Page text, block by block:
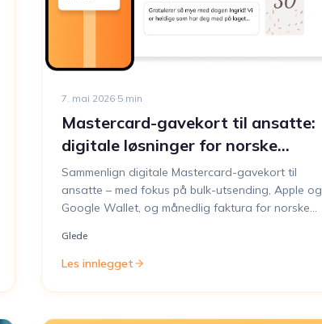
7. mai 2026·5 min
Mastercard-gavekort til ansatte:
digitale løsninger for norske
bedrifter
Sammenlign digitale Mastercard-gavekort til
ansatte – med fokus på bulk-utsending, Apple og
Google Wallet, og månedlig faktura for norske
Glede
Les innlegget